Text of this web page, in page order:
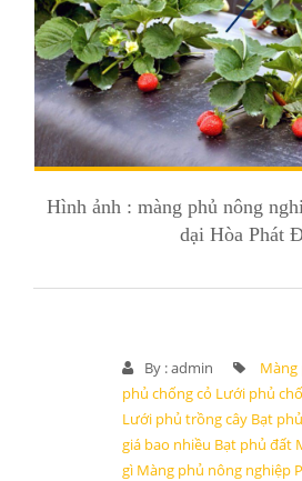
Hình ảnh : màng phủ nông
dại Hòa Phát
By :admin Màng
phủ chống cỏ Lưới phủ
Lưới phủ trồng cây Bạt
giá bao nhiều Bạt phủ đất
gì Màng phủ nông nghiệp